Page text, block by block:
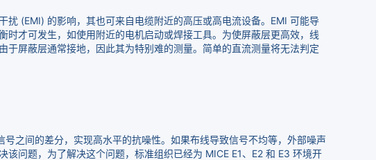
(EMI) 的影响，其也可来自电缆附近的高压或高电流设备。EMI 可能导
才可发生，如使用附近的电机启动或焊接工具。为使屏蔽层更高效，线
屏蔽层通常接地，因此其为特别难的测量。简单的直流测量将无法判定
之间的差分，实现高水平的抗噪性。如果布线导致信号不均等，外部噪声
问题，为了解决这个问题，标准组织已经为 MICE E1、E2 和 E3 环境开